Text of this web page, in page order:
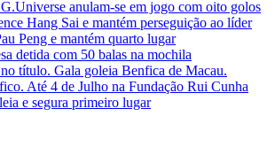
anulam-se em jogo com oito golos
Hang Sai e mantém perseguição ao líder
Peng e mantém quarto lugar
detida com 50 balas na mochila
título. Gala goleia Benfica de Macau.
Até 4 de Julho na Fundação Rui Cunha
e segura primeiro lugar